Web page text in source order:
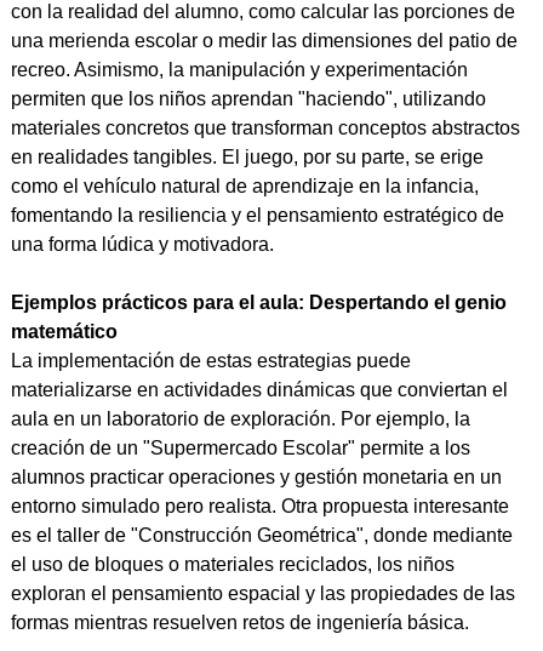
con la realidad del alumno, como calcular las porciones de
una merienda escolar o medir las dimensiones del patio de
recreo. Asimismo, la manipulación y experimentación
permiten que los niños aprendan "haciendo", utilizando
materiales concretos que transforman conceptos abstractos
en realidades tangibles. El juego, por su parte, se erige
como el vehículo natural de aprendizaje en la infancia,
fomentando la resiliencia y el pensamiento estratégico de
una forma lúdica y motivadora.
Ejemplos prácticos para el aula: Despertando el genio
matemático
La implementación de estas estrategias puede
materializarse en actividades dinámicas que conviertan el
aula en un laboratorio de exploración. Por ejemplo, la
creación de un "Supermercado Escolar" permite a los
alumnos practicar operaciones y gestión monetaria en un
entorno simulado pero realista. Otra propuesta interesante
es el taller de "Construcción Geométrica", donde mediante
el uso de bloques o materiales reciclados, los niños
exploran el pensamiento espacial y las propiedades de las
formas mientras resuelven retos de ingeniería básica.